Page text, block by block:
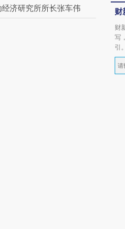
济研究所所长张车伟 财
财
写
引